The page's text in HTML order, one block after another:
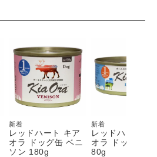
新着
レッドハート キア
オラ ドッグ缶 ベニ
ソン 180g
新着
レッドハート キ
オラ ドッグ缶
80g